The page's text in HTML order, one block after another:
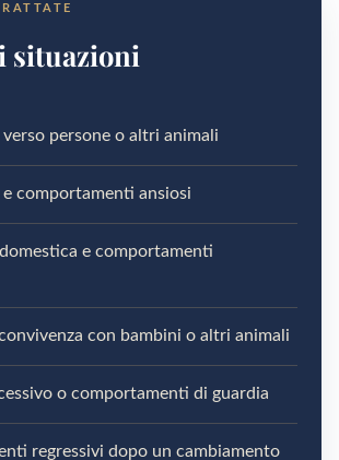
situazioni
persone o altri animali
e comportamenti ansiosi
e comportamenti
con bambini o altri animali
o comportamenti di guardia
regressivi dopo un cambiamento